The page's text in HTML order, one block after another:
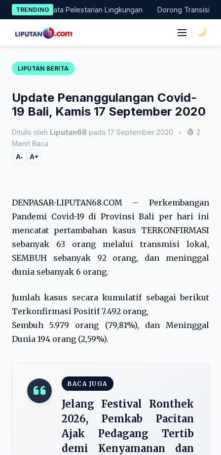
Skip
to
content
TRENDING
Aksi Nyata Pelestarian Lingkungan Dorong Transisi Energi
LIPUTAN BERITA
Update Penanggulangan Covid-
19 Bali, Kamis 17 September 2020
Ditulis oleh Liputan68 pada 17 September 2020 •
2
Menit Baca
A- A+
DENPASAR-LIPUTAN68.COM – Perkembangan
Pandemi Covid-19 di Provinsi Bali per hari ini
mencatat pertambahan kasus TERKONFIRMASI
sebanyak 63 orang melalui transmisi lokal,
SEMBUH sebanyak 92 orang, dan meninggal
dunia sebanyak 6 orang.
Jumlah kasus secara kumulatif sebagai berikut
Terkonfirmasi Positif 7.492 orang,
Sembuh 5.979 orang (79,81%), dan Meninggal
Dunia 194 orang (2,59%).
BACA JUGA
Jelang Festival Ronthek
2026, Pemkab Pacitan
Ajak Pedagang Tertib
demi Kenyamanan dan